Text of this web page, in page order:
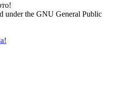
under the GNU General Public